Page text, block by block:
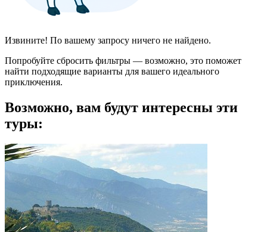
Извините! По вашему запросу ничего не найдено.
Попробуйте сбросить фильтры — возможно, это поможет
найти подходящие варианты для вашего идеального
приключения.
Возможно, вам будут интересны эти
туры: